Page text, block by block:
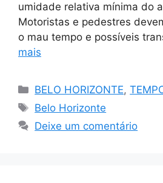
umidade relativa mínima do
Motoristas e pedestres
o mau tempo e possíveis
mais
Categorias
BELO HORIZONTE,
Tags
Belo Horizonte
Deixe um comentário